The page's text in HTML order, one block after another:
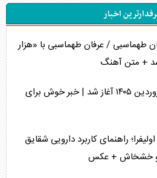
اخبار
طهماسبی / عرفان طهماسبی با «هزار
+ متن آهنگ
واریز مابه‌التفاوت حقوق فروردین ۱۴۰۵ آغاز شد | خبر خوش برای
راهنمای کاربرد دارویی شقایق
و خشخاش + عکس